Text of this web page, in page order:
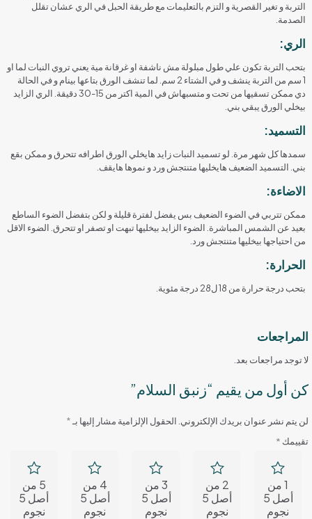
التربة و تغير القصرية و التزم بالتعليمات مع طريقة الحبل في الري عشان تقلل
الصدمة.
الري:
بتحب التربة تكون علي طول مبلولة مش ناشفة او غرقانة مية يعني تروي النبات لما او
1 سم من التربة ينشف و في الشتاء 2 سم. لما تنشف الورق بتاعها بينام و في الحالة
دي ممكن تسقيها من تحت و متسبهاش في المية اكتر من 15-30 دقيقة. الري الزايد
بيخلي الورق يبقي بني.
التسميد:
سمدها كل شهر مرة. لو تسميد النبات زايد هايخلي الورق اطرافه تتحرق و ممكن بقع
بني. التسميد الضعيف هايخليها متنتجش ورد و نموها هايقف.
الاضاءة:
ممكن تتربي في الضوء الضعيف بس يفضل لفترة قليلة و لكن بتفضل الضوء الساطع
بعيد عن الشمس المباشرة. الضوء الزايد بيخليها تبهت او تصفر او تتحرق. الضوء الاقل
من احتياجها بيخليها متنتجش ورد.
الحرارة:
بتحب درجة حرارة من 18 ل28 درجة مئوية.
المراجعات
لا توجد مراجعات بعد.
كن أول من يقيم “زنبق السلام”
لن يتم نشر عنوان بريدك الإلكتروني. الحقول الإلزامية مشار إليها بـ*
تقييمك *
1 من
أصل 5
نجوم
2 من
أصل 5
نجوم
3 من
أصل 5
نجوم
4 من
أصل 5
نجوم
5 من
أصل 5
نجوم